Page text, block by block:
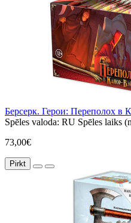
Берсерк. Герои: Переполох в
Spēles valoda: RU Spēles laiks
73,00€
Pirkt